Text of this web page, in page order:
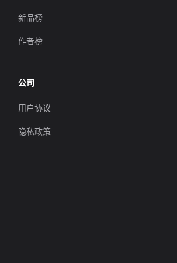
新品榜
作者榜
公司
用户协议
隐私政策